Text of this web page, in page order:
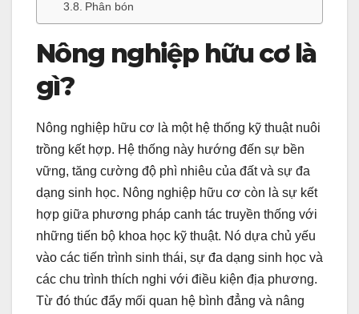
Phân bón
Nông nghiệp hữu cơ là
gì?
Nông nghiệp hữu cơ là một hệ thống kỹ thuật nuôi
trồng kết hợp. Hệ thống này hướng đến sự bền
vững, tăng cường độ phì nhiêu của đất và sự đa
dạng sinh học. Nông nghiệp hữu cơ còn là sự kết
hợp giữa phương pháp canh tác truyền thống với
những tiến bộ khoa học kỹ thuật. Nó dựa chủ yếu
vào các tiến trình sinh thái, sự đa dạng sinh học và
các chu trình thích nghi với điều kiện địa phương.
Từ đó thúc đẩy mối quan hệ bình đẳng và nâng